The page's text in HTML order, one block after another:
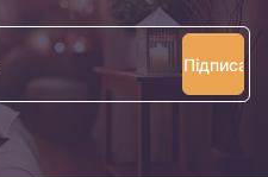
Ваша
електронна